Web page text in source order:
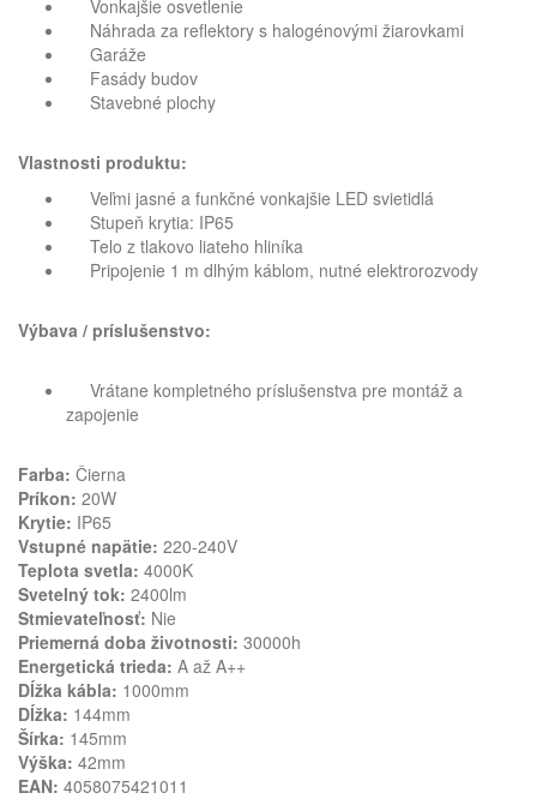
Vonkajšie osvetlenie
Náhrada za reflektory s halogénovými žiarovkami
Garáže
Fasády budov
Stavebné plochy
Vlastnosti produktu:
Veľmi jasné a funkčné vonkajšie LED svietidlá
Stupeň krytia: IP65
Telo z tlakovo liateho hliníka
Pripojenie 1 m dlhým káblom, nutné elektrorozvody
Výbava / príslušenstvo:
Vrátane kompletného príslušenstva pre montáž a
zapojenie
Farba: Čierna
Príkon: 20W
Krytie: IP65
Vstupné napätie: 220-240V
Teplota svetla: 4000K
Svetelný tok: 2400lm
Stmievateľnosť: Nie
Priemerná doba životnosti: 30000h
Energetická trieda: A až A++
Dĺžka kábla: 1000mm
Dĺžka: 144mm
Šírka: 145mm
Výška: 42mm
EAN: 4058075421011